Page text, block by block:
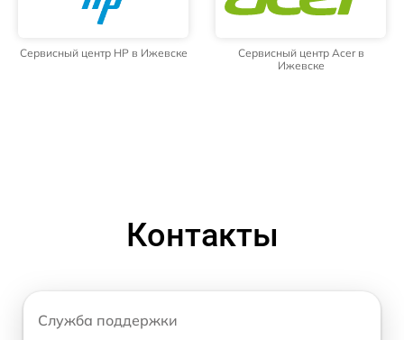
Сервисный центр HP в Ижевске
Сервисный центр Acer в
Ижевске
Контакты
Служба поддержки